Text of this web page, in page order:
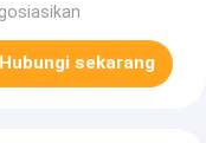
Hubungi sekarang